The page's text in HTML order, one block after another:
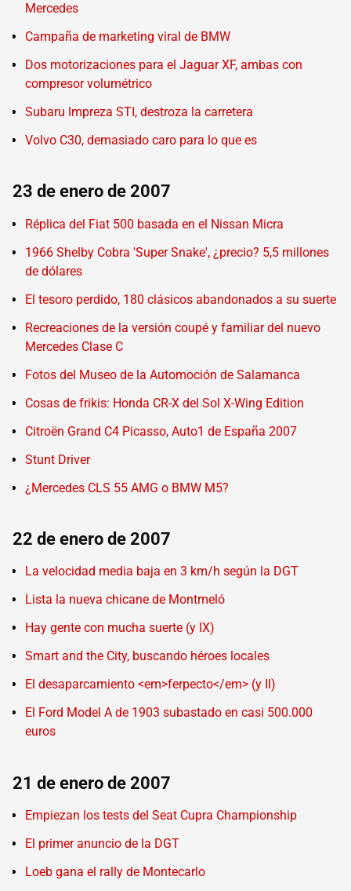
Mercedes
Campaña de marketing viral de BMW
Dos motorizaciones para el Jaguar XF, ambas con
compresor volumétrico
Subaru Impreza STI, destroza la carretera
Volvo C30, demasiado caro para lo que es
23 de enero de 2007
Réplica del Fiat 500 basada en el Nissan Micra
1966 Shelby Cobra 'Super Snake', ¿precio? 5,5 millones
de dólares
El tesoro perdido, 180 clásicos abandonados a su suerte
Recreaciones de la versión coupé y familiar del nuevo
Mercedes Clase C
Fotos del Museo de la Automoción de Salamanca
Cosas de frikis: Honda CR-X del Sol X-Wing Edition
Citroën Grand C4 Picasso, Auto1 de España 2007
Stunt Driver
¿Mercedes CLS 55 AMG o BMW M5?
22 de enero de 2007
La velocidad media baja en 3 km/h según la DGT
Lista la nueva chicane de Montmeló
Hay gente con mucha suerte (y IX)
Smart and the City, buscando héroes locales
El desaparcamiento <em>ferpecto</em> (y II)
El Ford Model A de 1903 subastado en casi 500.000
euros
21 de enero de 2007
Empiezan los tests del Seat Cupra Championship
El primer anuncio de la DGT
Loeb gana el rally de Montecarlo